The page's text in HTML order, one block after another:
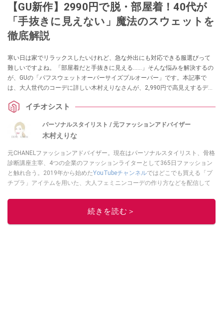
【GU新作】2990円で脱・部屋着！40代が
「手抜きに見えない」魔法のスウェットを
徹底解説
寒い日は家でリラックスしたいけれど、急な外出にも対応できる服選びって
難しいですよね。「部屋着だと手抜きに見える……」そんな悩みを解決するの
が、GUの「パフスウェットオーバーサイズプルオーバー」です。本記事で
は、大人世代のコーデに詳しい木村えりなさんが、2,990円で高見えするデザ
も外でも「楽しておしゃれ」を楽しみたい方は必見です！
イチオシスト
パーソナルスタイリスト / 元ファッションアドバイザー
木村えりな
元CHANELファッションアドバイザー。現在はパーソナルスタイリスト、骨格
診断講座主宰、4つの企業のファッションライターとして365日ファッション
と触れ合う。2019年から始めたYouTubeチャンネルではどこでも買える「プ
チプラ」アイテムを用いた、大人フェミニンコーデの作り方などを配信して
このイチオシストの他の記事を読む
続きを読む＞